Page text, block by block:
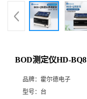
BOD测定仪HD-BQ8
品牌： 霍尔德电子
型号： 台